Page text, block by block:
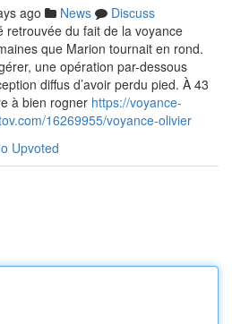
ago News
Discuss
retrouvée du fait de la voyance
que Marion tournait en rond.
une opération par-dessous
diffus d’avoir perdu pied. À 43
à bien rogner https://voyance-
16269955/voyance-olivier
Upvoted